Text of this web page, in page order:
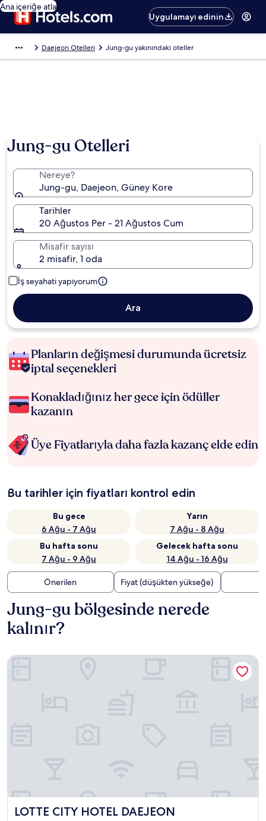
Ana içeriğe atla
Uygulamayı edinin
Daejeon Otelleri Jung-gu yakınındaki oteller
Jung-gu Otelleri
Nereye?
Jung-gu, Daejeon, Güney Kore
Tarihler
20 Ağustos Per - 21 Ağustos Cum
Misafir sayısı
2 misafir, 1 oda
İş seyahati yapıyorum
Ara
Planların değişmesi durumunda ücretsiz
iptal seçenekleri
Konakladığınız her gece için ödüller
kazanın
Üye Fiyatlarıyla daha fazla kazanç elde edin
Bu tarihler için fiyatları kontrol edin
Bu gece
6 Ağu - 7 Ağu
Yarın
7 Ağu - 8 Ağu
Bu hafta sonu
7 Ağu - 9 Ağu
Gelecek hafta sonu
14 Ağu - 16 Ağu
Önerilen Fiyat (düşükten yükseğe)
Jung-gu bölgesinde nerede
kalınır?
LOTTE CITY HOTEL DAEJEON
LOTTE CITY HOTEL DAEJEON
LOTTE CITY HOTEL DAEJEON